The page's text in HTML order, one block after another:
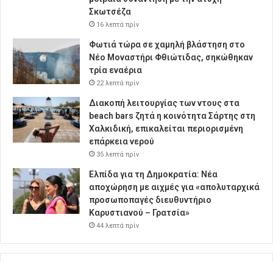
Σκωτσέζα
16 λεπτά πρίν
Φωτιά τώρα σε χαμηλή βλάστηση στο
Νέο Μοναστήρι Φθιώτιδας, σηκώθηκαν
τρία εναέρια
22 λεπτά πρίν
Διακοπή λειτουργίας των ντους στα
beach bars ζητά η κοινότητα Σάρτης στη
Χαλκιδική, επικαλείται περιορισμένη
επάρκεια νερού
35 λεπτά πρίν
Ελπίδα για τη Δημοκρατία: Νέα
αποχώρηση με αιχμές για «απολυταρχικά
προσωποπαγές διευθυντήριο
Καρυστιανού – Γρατσία»
44 λεπτά πρίν